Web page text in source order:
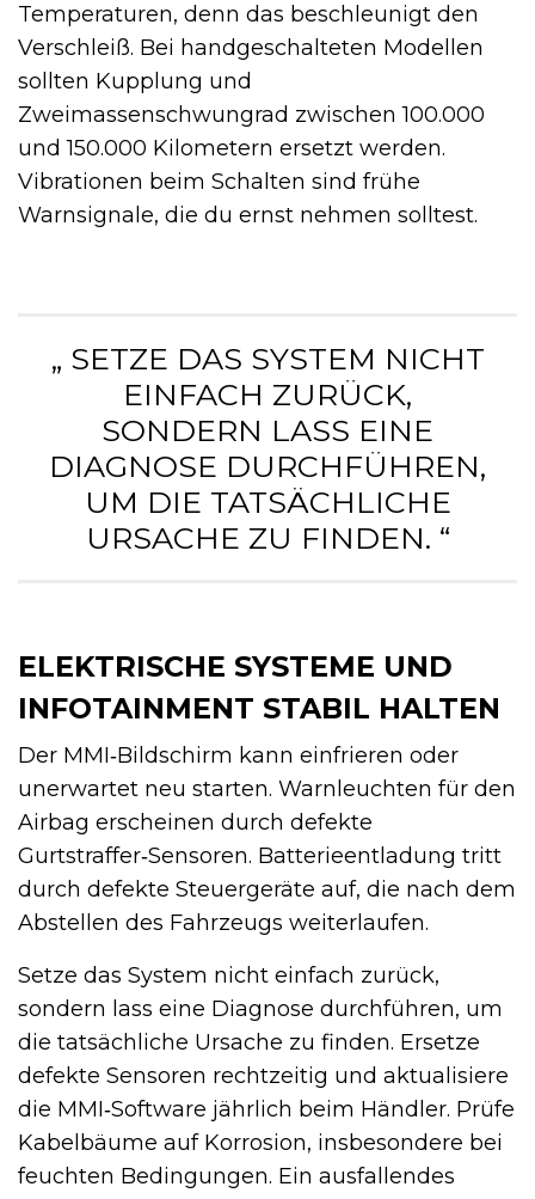
Temperaturen, denn das beschleunigt den
Verschleiß. Bei handgeschalteten Modellen
sollten Kupplung und
Zweimassenschwungrad zwischen 100.000
und 150.000 Kilometern ersetzt werden.
Vibrationen beim Schalten sind frühe
Warnsignale, die du ernst nehmen solltest.
„ SETZE DAS SYSTEM NICHT
EINFACH ZURÜCK,
SONDERN LASS EINE
DIAGNOSE DURCHFÜHREN,
UM DIE TATSÄCHLICHE
URSACHE ZU FINDEN. “
ELEKTRISCHE SYSTEME UND
INFOTAINMENT STABIL HALTEN
Der MMI‑Bildschirm kann einfrieren oder
unerwartet neu starten. Warnleuchten für den
Airbag erscheinen durch defekte
Gurtstraffer‑Sensoren. Batterieentladung tritt
durch defekte Steuergeräte auf, die nach dem
Abstellen des Fahrzeugs weiterlaufen.
Setze das System nicht einfach zurück,
sondern lass eine Diagnose durchführen, um
die tatsächliche Ursache zu finden. Ersetze
defekte Sensoren rechtzeitig und aktualisiere
die MMI‑Software jährlich beim Händler. Prüfe
Kabelbäume auf Korrosion, insbesondere bei
feuchten Bedingungen. Ein ausfallendes